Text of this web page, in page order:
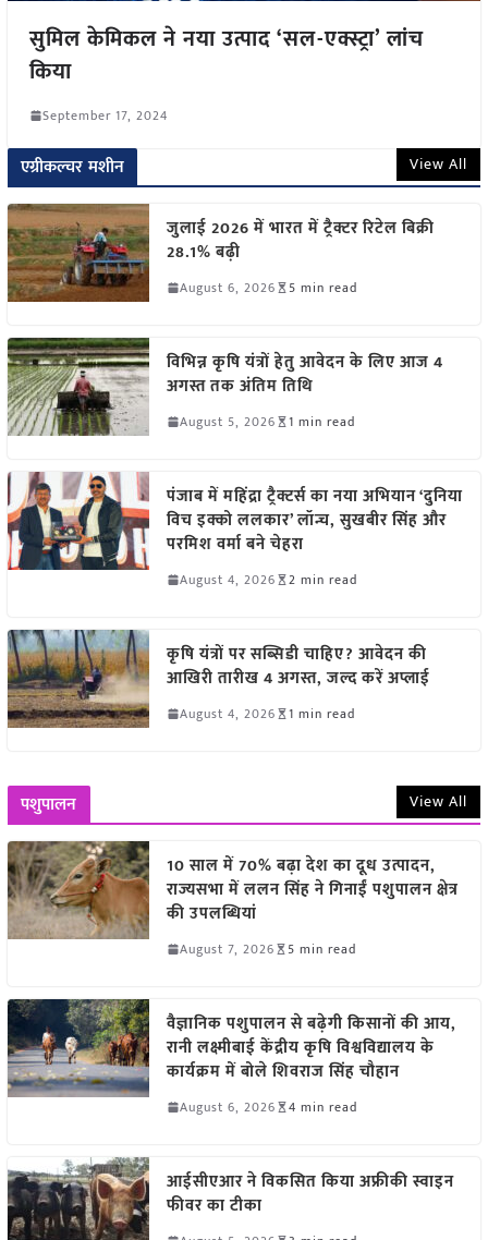
सुमिल केमिकल ने नया उत्पाद ‘सल-एक्स्ट्रा’ लांच
किया
September 17, 2024
एग्रीकल्चर मशीन View All
जुलाई 2026 में भारत में ट्रैक्टर रिटेल बिक्री
28.1% बढ़ी
August 6, 2026 5 min read
विभिन्न कृषि यंत्रों हेतु आवेदन के लिए आज 4
अगस्त तक अंतिम तिथि
August 5, 2026 1 min read
पंजाब में महिंद्रा ट्रैक्टर्स का नया अभियान ‘दुनिया
विच इक्को ललकार’ लॉन्च, सुखबीर सिंह और
परमिश वर्मा बने चेहरा
August 4, 2026 2 min read
कृषि यंत्रों पर सब्सिडी चाहिए? आवेदन की
आखिरी तारीख 4 अगस्त, जल्द करें अप्लाई
August 4, 2026 1 min read
पशुपालन View All
10 साल में 70% बढ़ा देश का दूध उत्पादन,
राज्यसभा में ललन सिंह ने गिनाईं पशुपालन क्षेत्र
की उपलब्धियां
August 7, 2026 5 min read
वैज्ञानिक पशुपालन से बढ़ेगी किसानों की आय,
रानी लक्ष्मीबाई केंद्रीय कृषि विश्वविद्यालय के
कार्यक्रम में बोले शिवराज सिंह चौहान
August 6, 2026 4 min read
आईसीएआर ने विकसित किया अफ्रीकी स्वाइन
फीवर का टीका